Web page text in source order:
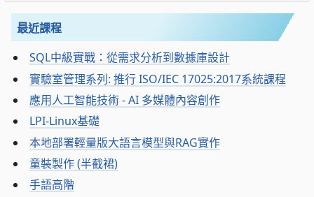
最近課程
SQL中級實戰：從需求分析到數據庫設計
實驗室管理系列: 推行 ISO/IEC 17025:2017系統課程
應用人工智能技術 - AI 多媒體內容創作
LPI-Linux基礎
本地部署輕量版大語言模型與RAG實作
童裝製作 (半截裙)
手語高階